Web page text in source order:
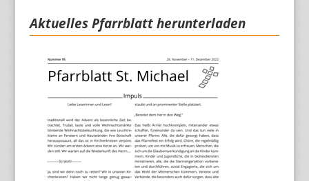
Aktuelles Pfarrblatt herunterladen